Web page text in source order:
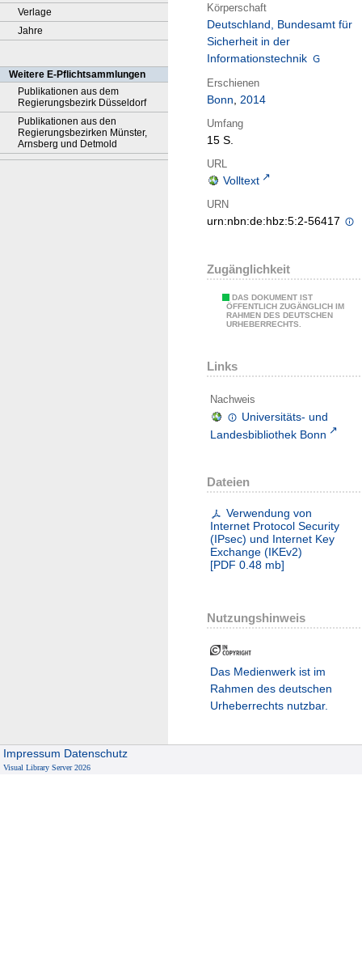
Verlage
Jahre
Weitere E-Pflichtsammlungen
Publikationen aus dem
Regierungsbezirk Düsseldorf
Publikationen aus den
Regierungsbezirken Münster,
Arnsberg und Detmold
Körperschaft
Deutschland, Bundesamt für
Sicherheit in der
Informationstechnik
Erschienen
Bonn, 2014
Umfang
15 S.
URL
Volltext
URN
urn:nbn:de:hbz:5:2-56417
Zugänglichkeit
DAS DOKUMENT IST
ÖFFENTLICH ZUGÄNGLICH IM
RAHMEN DES DEUTSCHEN
URHEBERRECHTS.
Links
Nachweis
Universitäts- und
Landesbibliothek Bonn
Dateien
Verwendung von
Internet Protocol Security
(IPsec) und Internet Key
Exchange (IKEv2)
[PDF 0.48 mb]
Nutzungshinweis
Das Medienwerk ist im
Rahmen des deutschen
Urheberrechts nutzbar.
Impressum Datenschutz
Visual Library Server 2026